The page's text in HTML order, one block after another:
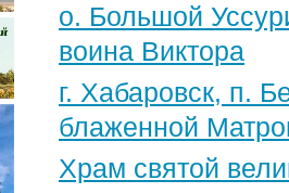
о. Большой
воина Виктора
г. Хабаровск, п.
блаженной
Храм святой